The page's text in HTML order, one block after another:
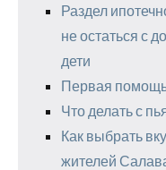
Раздел
не остаться с
дети
Первая
Что делать с
Как выбрать
жителей